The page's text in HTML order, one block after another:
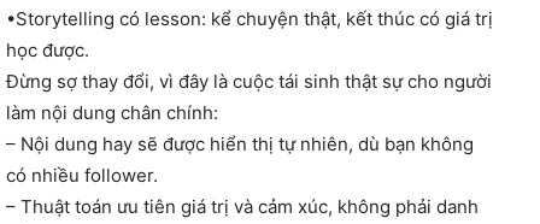
•Storytelling có lesson: kể chuyện thật, kết thúc có giá trị
học được.
Đừng sợ thay đổi, vì đây là cuộc tái sinh thật sự cho người
làm nội dung chân chính:
– Nội dung hay sẽ được hiển thị tự nhiên, dù bạn không
có nhiều follower.
– Thuật toán ưu tiên giá trị và cảm xúc, không phải danh